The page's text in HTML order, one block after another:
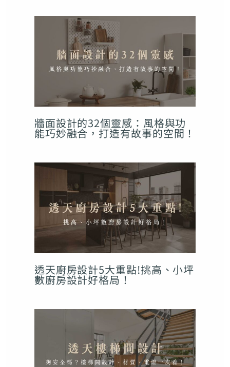
牆面設計的32個靈感：風格與功
能巧妙融合，打造有故事的空間！
透天廚房設計5大重點!挑高、小坪
數廚房設計好格局！